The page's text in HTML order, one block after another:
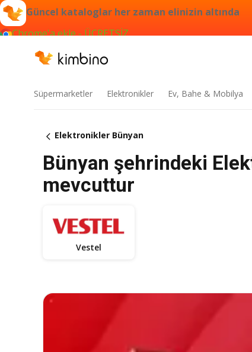
Güncel kataloglar her zaman elinizin altında
Chrome'a ekle - ÜCRETSİZ
Süpermarketler Elektronikler Ev, Bahe & Mobilya
Elektronikler Bünyan
Bünyan şehrindeki
mevcuttur
Vestel